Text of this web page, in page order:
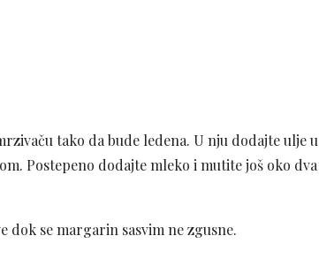
tako da bude ledena. U nju dodajte ulje u
Postepeno dodajte mleko i mutite još oko dva
dok se margarin sasvim ne zgusne.